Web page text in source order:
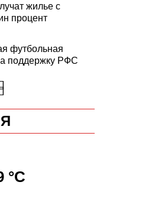
жилье с
процент
футбольная
поддержку РФС
трейл и
округа
на Госуслугах
выплату
обеспечение
°C